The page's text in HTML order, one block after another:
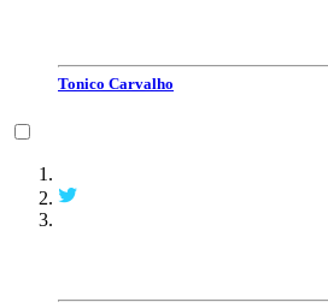
Tonico Carvalho